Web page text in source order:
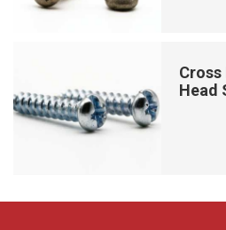
Cross
Head